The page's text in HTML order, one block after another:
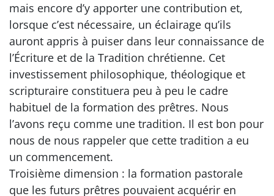
mais encore d’y apporter une contribution et,
lorsque c’est nécessaire, un éclairage qu’ils
auront appris à puiser dans leur connaissance de
l’Écriture et de la Tradition chrétienne. Cet
investissement philosophique, théologique et
scripturaire constituera peu à peu le cadre
habituel de la formation des prêtres. Nous
l’avons reçu comme une tradition. Il est bon pour
nous de nous rappeler que cette tradition a eu
un commencement.
Troisième dimension : la formation pastorale
que les futurs prêtres pouvaient acquérir en